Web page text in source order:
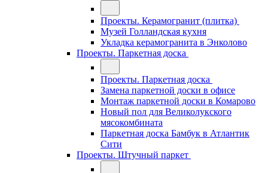
Проекты. Керамогранит (плитка)
Музей Голландская кухня
Укладка керамогранита в Энколово
Проекты. Паркетная доска
Проекты. Паркетная доска
Замена паркетной доски в офисе
Монтаж паркетной доски в Комарово
Новый пол для Великолукского
мясокомбината
Паркетная доска Бамбук в Атлантик
Сити
Проекты. Штучный паркет